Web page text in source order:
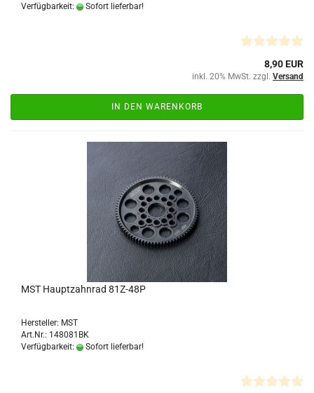
Verfügbarkeit:
Sofort lieferbar!
8,90 EUR
inkl. 20% MwSt. zzgl. Versand
IN DEN WARENKORB
MST Hauptzahnrad 81Z-48P
Hersteller: MST
Art.Nr.: 148081BK
Verfügbarkeit:
Sofort lieferbar!